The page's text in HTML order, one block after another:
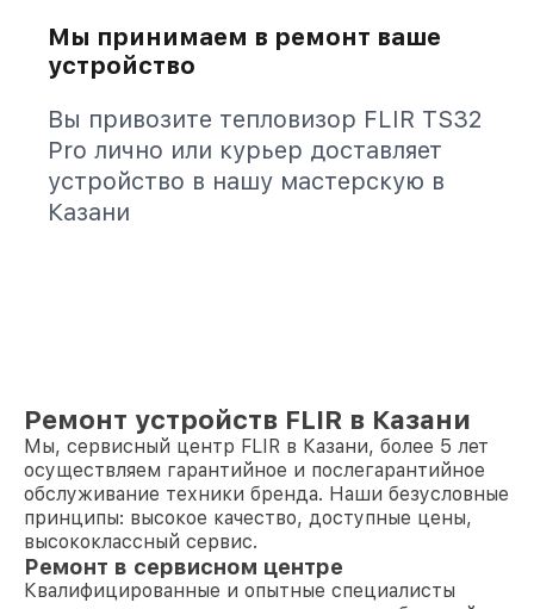
Мы принимаем в ремонт ваше
устройство
Вы привозите тепловизор FLIR TS32
Pro лично или курьер доставляет
устройство в нашу мастерскую в
Казани
Ремонт устройств FLIR в Казани
Мы, сервисный центр FLIR в Казани, более 5 лет
осуществляем гарантийное и послегарантийное
обслуживание техники бренда. Наши безусловные
принципы: высокое качество, доступные цены,
высококлассный сервис.
Ремонт в сервисном центре
Квалифицированные и опытные специалисты